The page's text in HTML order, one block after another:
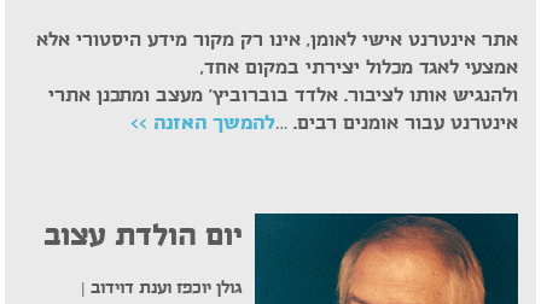
אתר אינטרנט אישי לאומן, אינו רק מקור מידע היסטורי אלא
אמצעי לאגד מכלול יצירתי במקום אחד,
ולהנגיש אותו לציבור. אלדד בוברוביץ' מעצב ומתכנן אתרי
אינטרנט עבור אומנים רבים. …להמשך האזנה >>
יום הולדת עצוב
גולן יוכפז וענת דוידוב |